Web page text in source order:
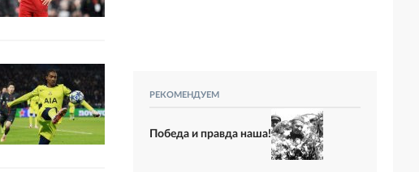
РЕКОМЕНДУЕМ
Победа и правда наша!